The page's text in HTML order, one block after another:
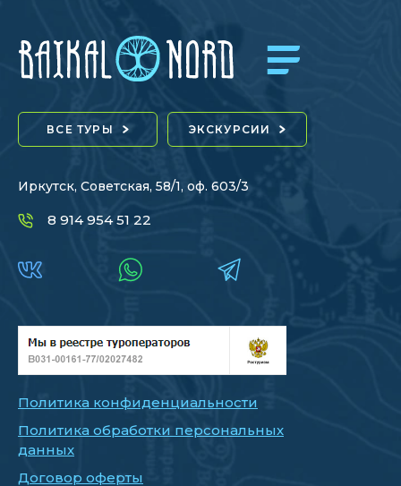
ВСЕ ТУРЫ ЭКСКУРСИИ
Иркутск, Советская, 58/1, оф. 603/3
8 914 954 51 22
Политика конфиденциальности
Политика обработки персональных
данных
Договор оферты